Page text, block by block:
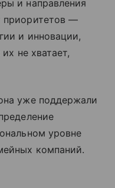
и направления
приоритетов —
и инновации,
не хватает,
уже поддержали
уровне
компаний.